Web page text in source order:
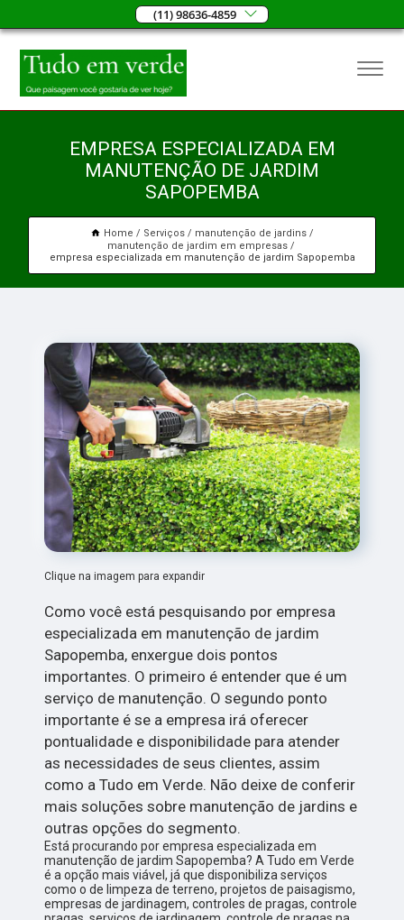
(11) 98636-4859
EMPRESA ESPECIALIZADA EM
MANUTENÇÃO DE JARDIM
SAPOPEMBA
Home Serviços
manutenção de jardins
manutenção de jardim em empresas
empresa especializada em manutenção de jardim Sapopemba
Clique na imagem para expandir
Como você está pesquisando por empresa
especializada em manutenção de jardim
Sapopemba, enxergue dois pontos
importantes. O primeiro é entender que é um
serviço de manutenção. O segundo ponto
importante é se a empresa irá oferecer
pontualidade e disponibilidade para atender
as necessidades de seus clientes, assim
como a Tudo em Verde. Não deixe de conferir
mais soluções sobre manutenção de jardins e
outras opções do segmento.
Está procurando por empresa especializada em
manutenção de jardim Sapopemba? A Tudo em Verde
é a opção mais viável, já que disponibiliza serviços
como o de limpeza de terreno, projetos de paisagismo,
empresas de jardinagem, controles de pragas, controle